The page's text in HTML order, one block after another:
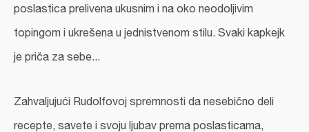
poslastica prelivena ukusnim i na oko neodoljivim
topingom i ukrešena u jednistvenom stilu. Svaki kapkejk
je priča za sebe...
Zahvaljujući Rudolfovoj spremnosti da nesebično deli
recepte, savete i svoju ljubav prema poslasticama,